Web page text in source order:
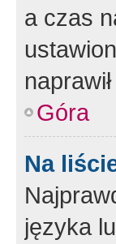
a czas
Góra
Na
języka